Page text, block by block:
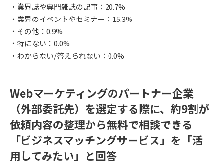
・業界誌や専門雑誌の記事：20.7%
・業界のイベントやセミナー：15.3%
・その他：0.9%
・特にない：0.0%
・わからない/答えられない：0.0%
Webマーケティングのパートナー企業
（外部委託先）を選定する際に、約9割が
依頼内容の整理から無料で相談できる
「ビジネスマッチングサービス」を「活
用してみたい」と回答